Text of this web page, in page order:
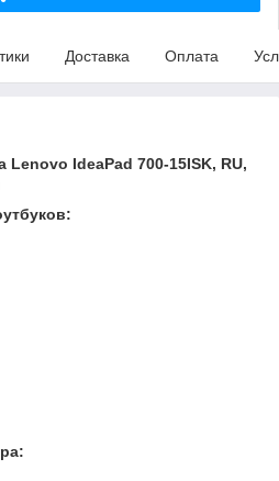
Доставка Оплата
Lenovo IdeaPad 700-15ISK, RU,